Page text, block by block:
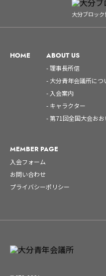
大分ブロッ
HOME ABOUT US
- 理事長所信
- 大分青年会議所につ
- 入会案内
- キャラクター
- 第71回全国大会お
MEMBER PAGE
入会フォーム
お問い合わせ
プライバシーポリシー